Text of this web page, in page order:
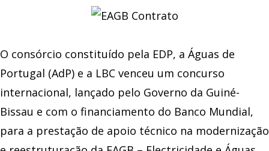
O consórcio constituído pela EDP, a Águas de
Portugal (AdP) e a LBC venceu um concurso
internacional, lançado pelo Governo da Guiné-
Bissau e com o financiamento do Banco Mundial,
para a prestação de apoio técnico na modernização